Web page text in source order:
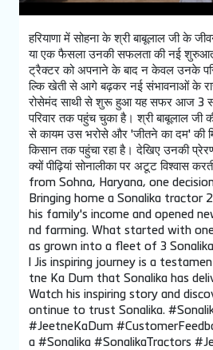
हरियाणा में सोहना के श्री बाबूलाल जी के
या एक फैसला उनकी सफलता की नई शुरुआत
ट्रैक्टर को अपनाने के बाद न केवल उनके
ल्कि खेती से आगे बढ़कर नई संभावनाओं के
रोसेमंद साथी से शुरू हुआ यह सफर आज 3
परिवार तक पहुंच चुका है। श्री बाबूलाल जी
से कायम उस भरोसे और 'जीतने का दम' की
किसान तक पहुंचा रहा है। देखिए उनकी
क्यों पीढ़ियां सोनालीका पर अटूट विश्वास
from Sohna, Haryana, one
Bringing home a Sonalika tractor
his family's income and opened
nd farming. What started with
as grown into a fleet of 3
l Jis inspiring journey is a
tne Ka Dum that Sonalika has
Watch his inspiring story and
ontinue to trust Sonalika.
#JeetneKaDum
a #Sonalika #SonalikaTractors